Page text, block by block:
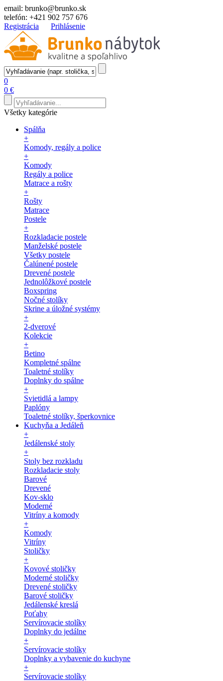
email: brunko@brunko.sk
telefón: +421 902 757 676
Registrácia
Prihlásenie
0
0 €
Všetky kategórie
Spálňa
+
Komody, regály a police
+
Komody
Regály a police
Matrace a rošty
+
Rošty
Matrace
Postele
+
Rozkladacie postele
Manželské postele
Všetky postele
Čalúnené postele
Drevené postele
Jednolôžkové postele
Boxspring
Nočné stolíky
Skrine a úložné systémy
+
2-dverové
Kolekcie
+
Betino
Kompletné spálne
Toaletné stolíky
Doplnky do spálne
+
Svietidlá a lampy
Paplóny
Toaletné stolíky, šperkovnice
Kuchyňa a Jedáleň
+
Jedálenské stoly
+
Stoly bez rozkladu
Rozkladacie stoly
Barové
Drevené
Kov-sklo
Moderné
Vitríny a komody
+
Komody
Vitríny
Stoličky
+
Kovové stoličky
Moderné stoličky
Drevené stoličky
Barové stoličky
Jedálenské kreslá
Poťahy
Servírovacie stolíky
Doplnky do jedálne
+
Servírovacie stolíky
Doplnky a vybavenie do kuchyne
+
Servírovacie stolíky